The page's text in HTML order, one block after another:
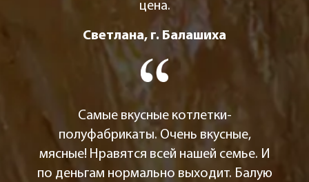
цена.
Светлана, г. Балашиха
Самые вкусные котлетки-
полуфабрикаты. Очень вкусные,
мясные! Нравятся всей нашей семье. И
по деньгам нормально выходит. Балую